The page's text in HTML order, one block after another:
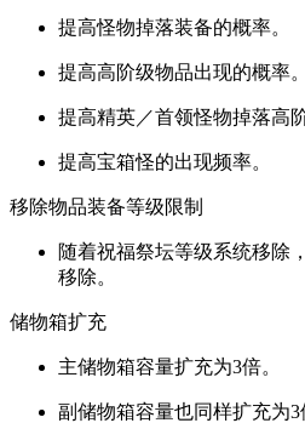
提高怪物掉落装备的概率。
提高高阶级物品出现的概率。
提高精英／首领怪物掉落高
提高宝箱怪的出现频率。
移除物品装备等级限制
随着祝福祭坛等级系统移除
移除。
储物箱扩充
主储物箱容量扩充为3倍。
副储物箱容量也同样扩充为3